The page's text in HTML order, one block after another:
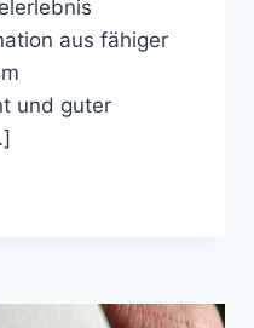
aus fähiger
und guter